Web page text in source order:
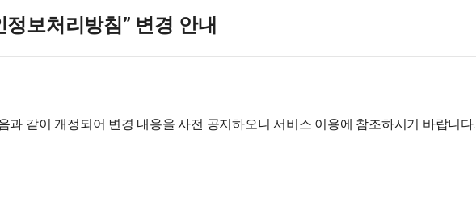
보처리방침” 변경 안내
과 같이 개정되어 변경 내용을 사전 공지하오니 서비스 이용에 참조하시기 바랍니다.